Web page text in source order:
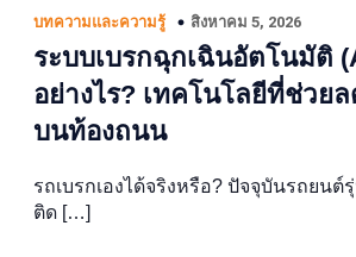
บทความและความรู้ สิงหาคม 5, 2026
ระบบเบรกฉุกเฉินอัตโนมัติ
อย่างไร? เทคโนโลยีที่ช่วย
บนท้องถนน
รถเบรกเองได้จริงหรือ? ปัจจุบันรถยน
ติด […]